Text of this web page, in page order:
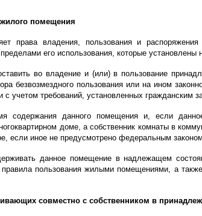
жилого помещения
права владения, пользования и
его использования, которые
во владение и (или) в пользование
безвозмездного пользования или на ином
учетом требований, установленных гражданским
содержания данного помещения и, если
доме, а собственник комнаты в
если иное не предусмотрено федеральным
данное помещение в надлежащем
пользования жилыми помещениями, а
совместно с собственником в